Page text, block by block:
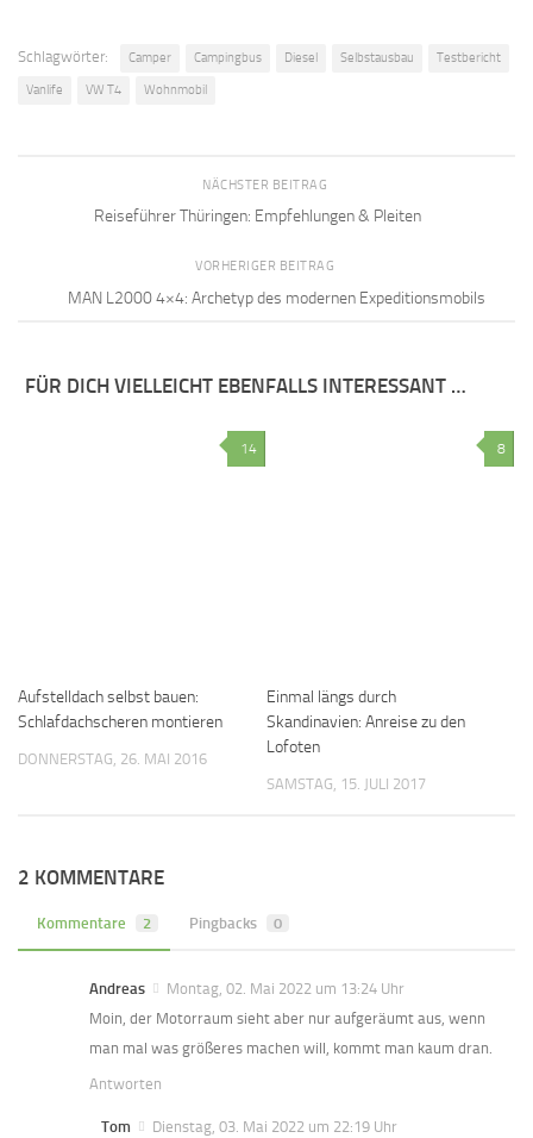
Schlagwörter: Camper Campingbus Diesel Selbstausbau Testbericht
Vanlife VW T4 Wohnmobil
NÄCHSTER BEITRAG
Reiseführer Thüringen: Empfehlungen & Pleiten
VORHERIGER BEITRAG
MAN L2000 4×4: Archetyp des modernen Expeditionsmobils
FÜR DICH VIELLEICHT EBENFALLS INTERESSANT …
14
Aufstelldach selbst bauen:
Schlafdachscheren montieren
DONNERSTAG, 26. MAI 2016
8
Einmal längs durch
Skandinavien: Anreise zu den
Lofoten
SAMSTAG, 15. JULI 2017
2 KOMMENTARE
Kommentare 2 Pingbacks 0
Andreas
Montag, 02. Mai 2022 um 13:24 Uhr
Moin, der Motorraum sieht aber nur aufgeräumt aus, wenn
man mal was größeres machen will, kommt man kaum dran.
Antworten
Tom Dienstag, 03. Mai 2022 um 22:19 Uhr